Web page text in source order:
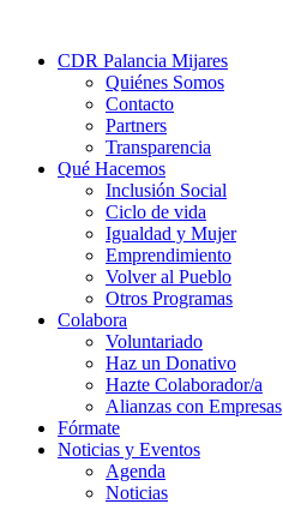
CDR Palancia Mijares
Quiénes Somos
Contacto
Partners
Transparencia
Qué Hacemos
Inclusión Social
Ciclo de vida
Igualdad y Mujer
Emprendimiento
Volver al Pueblo
Otros Programas
Colabora
Voluntariado
Haz un Donativo
Hazte Colaborador/a
Alianzas con Empresas
Fórmate
Noticias y Eventos
Agenda
Noticias